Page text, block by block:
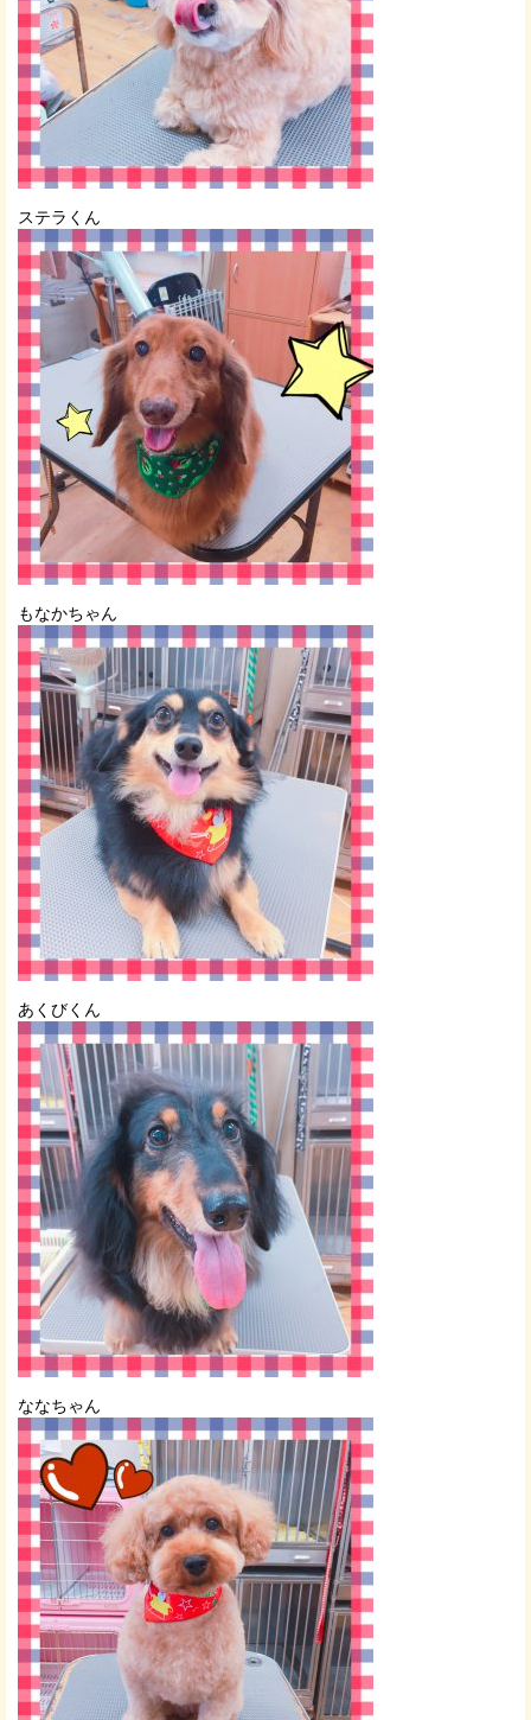
ステラくん
もなかちゃん
あくびくん
ななちゃん